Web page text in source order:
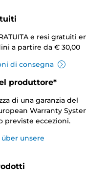
e resi gratuiti
a partire da € 30,00
di consegna
produttore*
di una garanzia del
Warranty
previste eccezioni.
unsere